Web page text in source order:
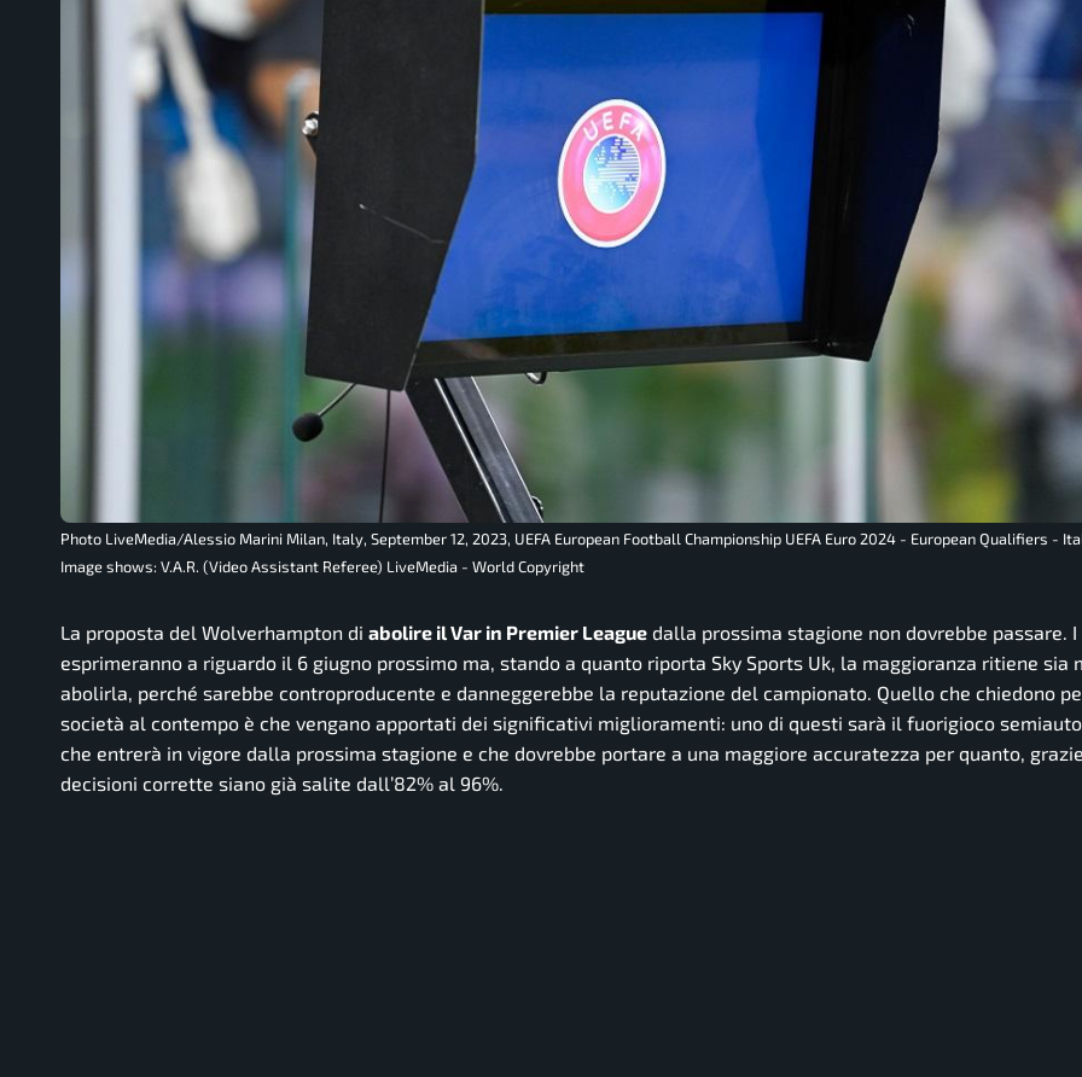
Photo LiveMedia/Alessio Marini Milan, Italy, September 12, 2023, UEFA European Football Championship UEFA Euro 2024 - European Qualifiers -
Image shows: V.A.R. (Video Assistant Referee) LiveMedia - World Copyright
La proposta del Wolverhampton di abolire il Var in Premier League dalla prossima stagione non dovrebbe passare. I
esprimeranno a riguardo il 6 giugno prossimo ma, stando a quanto riporta Sky Sports Uk, la maggioranza ritiene sia
abolirla, perché sarebbe controproducente e danneggerebbe la reputazione del campionato. Quello che chiedono
società al contempo è che vengano apportati dei significativi miglioramenti: uno di questi sarà il fuorigioco
che entrerà in vigore dalla prossima stagione e che dovrebbe portare a una maggiore accuratezza per quanto,
decisioni corrette siano già salite dall’82% al 96%.